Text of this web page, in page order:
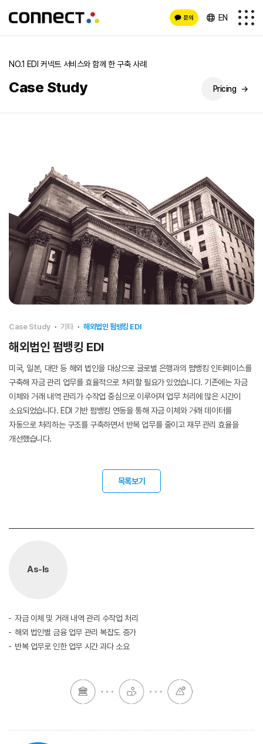
EN
NO.1 EDI 커넥트 서비스와 함께 한 구축 사례
Case Study Pricing →
Case Study · 기타 · 해외법인 펌뱅킹 EDI
해외법인 펌뱅킹 EDI
미국, 일본, 대만 등 해외 법인을 대상으로 글로벌 은행과의 펌뱅킹 인터페이스를
구축해 자금 관리 업무를 효율적으로 처리할 필요가 있었습니다. 기존에는 자금
이체와 거래 내역 관리가 수작업 중심으로 이루어져 업무 처리에 많은 시간이
소요되었습니다. EDI 기반 펌뱅킹 연동을 통해 자금 이체와 거래 데이터를
자동으로 처리하는 구조를 구축하면서 반복 업무를 줄이고 재무 관리 효율을
개선했습니다.
목록보기
As-Is
자금 이체 및 거래 내역 관리 수작업 처리
해외 법인별 금융 업무 관리 복잡도 증가
반복 업무로 인한 업무 시간 과다 소요